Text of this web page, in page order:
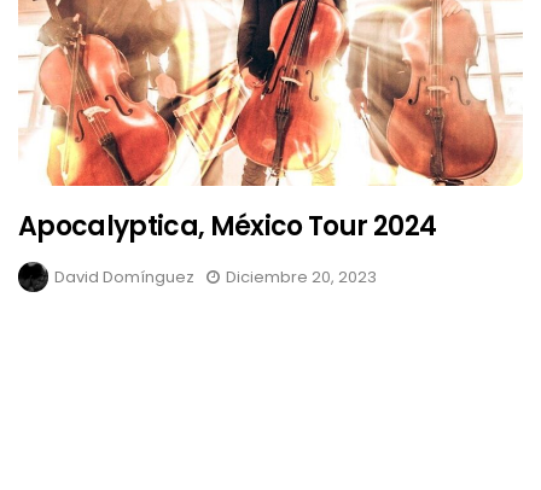
Apocalyptica, México Tour 2024
David Domínguez Diciembre 20, 2023